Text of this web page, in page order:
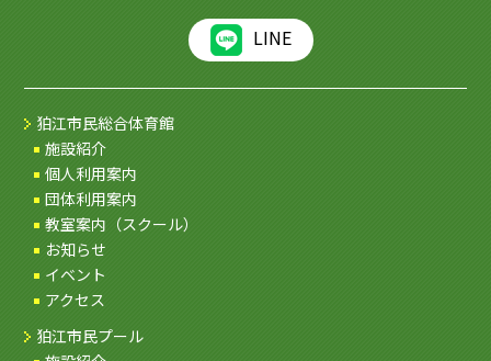
LINE
狛江市民総合体育館
施設紹介
個人利用案内
団体利用案内
教室案内（スクール）
お知らせ
イベント
アクセス
狛江市民プール